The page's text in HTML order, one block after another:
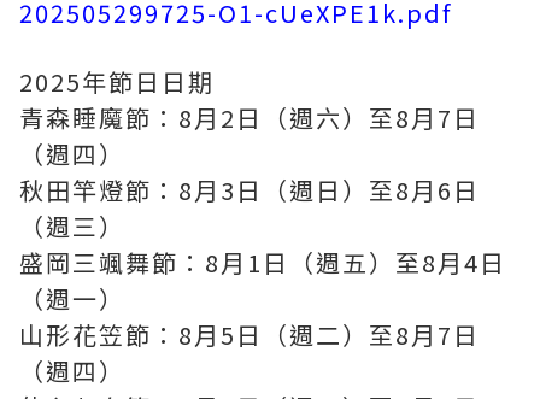
202505299725-O1-cUeXPE1k.pdf
2025年節日日期
青森睡魔節：8月2日（週六）至8月7日
（週四）
秋田竿燈節：8月3日（週日）至8月6日
（週三）
盛岡三颯舞節：8月1日（週五）至8月4日
（週一）
山形花笠節：8月5日（週二）至8月7日
（週四）